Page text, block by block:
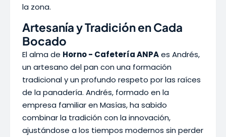
la zona.
Artesanía y Tradición en Cada
Bocado
El alma de Horno - Cafetería ANPAes Andrés,
un artesano del pan con una formación
tradicional y un profundo respeto por las raíces
de la panadería. Andrés, formado en la
empresa familiar en Masías, ha sabido
combinar la tradición con la innovación,
ajustándose a los tiempos modernos sin perder